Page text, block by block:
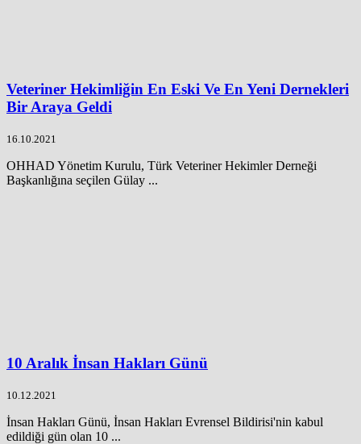
Veteriner Hekimliğin En Eski Ve En Yeni Dernekleri
Bir Araya Geldi
16.10.2021
OHHAD Yönetim Kurulu, Türk Veteriner Hekimler Derneği
Başkanlığına seçilen Gülay ...
10 Aralık İnsan Hakları Günü
10.12.2021
İnsan Hakları Günü, İnsan Hakları Evrensel Bildirisi'nin kabul
edildiği gün olan 10 ...